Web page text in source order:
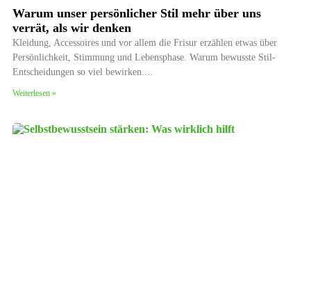
Warum unser persönlicher Stil mehr über uns
verrät, als wir denken
Kleidung, Accessoires und vor allem die Frisur erzählen etwas über
Persönlichkeit, Stimmung und Lebensphase. Warum bewusste Stil-
Entscheidungen so viel bewirken.
Weiterlesen »